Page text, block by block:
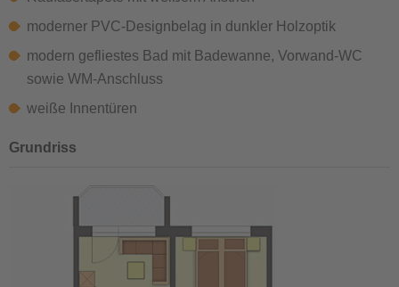
moderner PVC-Designbelag in dunkler Holzoptik
modern gefliestes Bad mit Badewanne, Vorwand-WC
sowie WM-Anschluss
weiße Innentüren
Grundriss